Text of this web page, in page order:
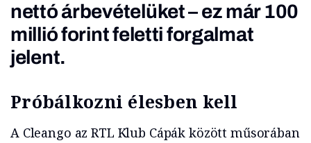
nettó árbevételüket – ez már 100
millió forint feletti forgalmat
jelent.
Próbálkozni élesben kell
A Cleango az RTL Klub Cápák között műsorában